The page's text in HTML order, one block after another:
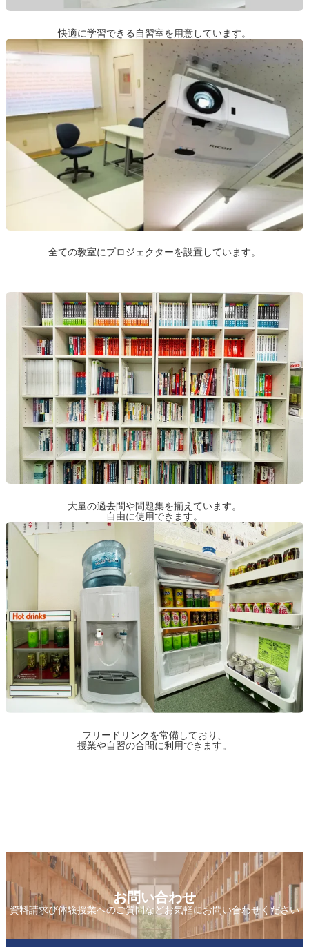
快適に学習できる自習室を用意しています。
全ての教室にプロジェクターを設置しています。
大量の過去問や問題集を揃えています。
自由に使用できます。
フリードリンクを常備しており、
授業や自習の合間に利用できます。
お問い合わせ
資料請求び体験授業へのご質問などお気軽にお問い合わせください